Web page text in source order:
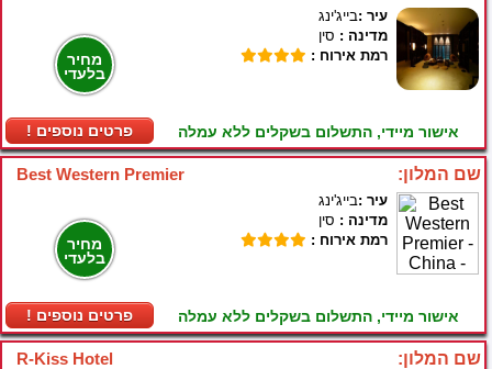
מחיר
בלעדי
! פרטים נוספים
עיר :בייג'ינג
מדינה : סין
רמת אירוח :
אישור מיידי, התשלום בשקלים ללא עמלה
Best Western Premier שם המלון:
מחיר
בלעדי
! פרטים נוספים
עיר :בייג'ינג
מדינה : סין
רמת אירוח :
אישור מיידי, התשלום בשקלים ללא עמלה
R-Kiss Hotel שם המלון: